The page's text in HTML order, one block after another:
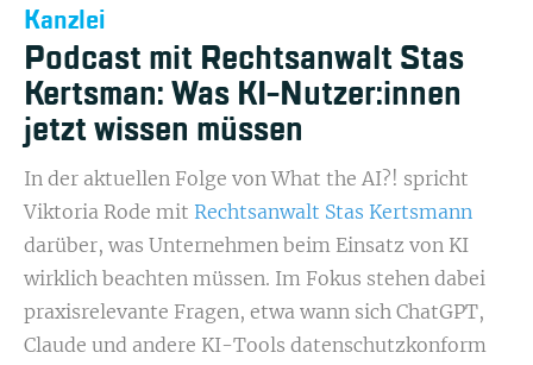
Kanzlei
Podcast mit Rechtsanwalt Stas
Kertsman: Was KI-Nutzer:innen
jetzt wissen müssen
In der aktuellen Folge von What the AI?! spricht
Viktoria Rode mit Rechtsanwalt Stas Kertsmann
darüber, was Unternehmen beim Einsatz von KI
wirklich beachten müssen. Im Fokus stehen dabei
praxisrelevante Fragen, etwa wann sich ChatGPT,
Claude und andere KI-Tools datenschutzkonform